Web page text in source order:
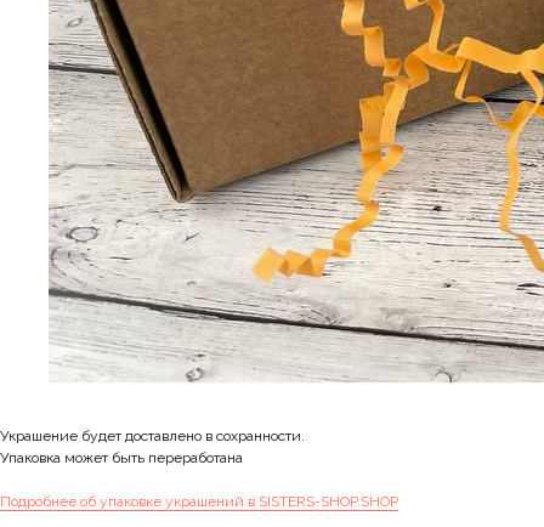
Украшение будет доставлено в сохранности.
Упаковка может быть переработана
Подробнее об упаковке украшений в SISTERS-SHOP.SHOP